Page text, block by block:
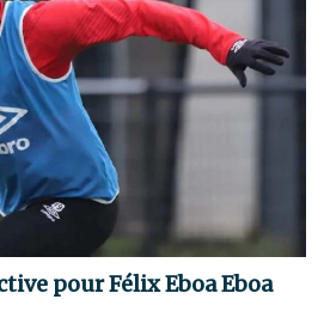
pour Félix Eboa Eboa